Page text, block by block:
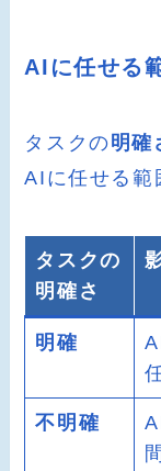
AIに任せる
タスクの明確
AIに任せる範
タスクの
明確さ
明確
不明確